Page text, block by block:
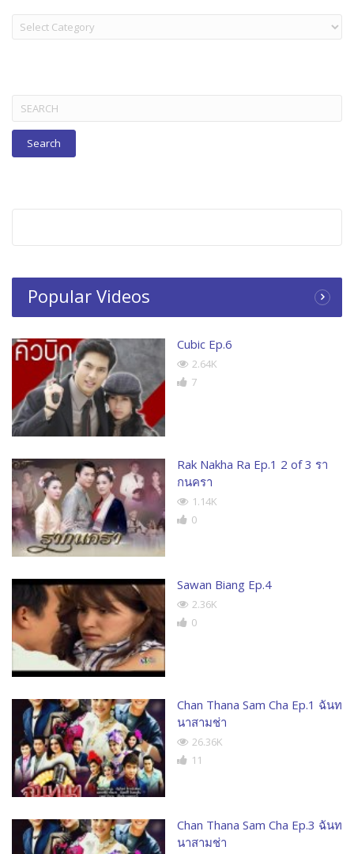
LAKORN:
TITLES
Search
for:
Popular Videos
Cubic Ep.6
2.64K
7
Rak Nakha Ra Ep.1 2 of 3 รา
กนครา
1.14K
0
Sawan Biang Ep.4
2.36K
0
Chan Thana Sam Cha Ep.1 ฉันท
นาสามช่า
26.36K
11
Chan Thana Sam Cha Ep.3 ฉันท
นาสามช่า